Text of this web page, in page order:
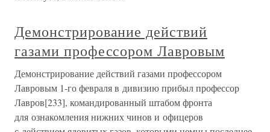
Демонстрирование действий
газами профессором Лавровым
Демонстрирование действий газами профессором
Лавровым 1-го февраля в дивизию прибыл профессор
Лавров[233], командированный штабом фронта
для ознакомления нижних чинов и офицеров